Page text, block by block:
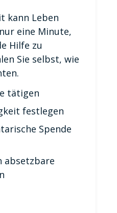
kann Leben
eine Minute,
Hilfe zu
Sie selbst, wie
tätigen
festlegen
Spende
absetzbare